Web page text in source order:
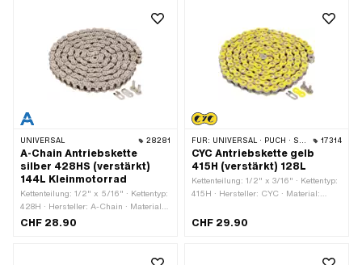
Federverschluss · Oberfläche: lackiert
UNIVERSAL 28281
A-Chain Antriebskette
silber 428HS (verstärkt)
144L Kleinmotorrad
Kettenteilung: 1/2" x 5/16" · Kettentyp:
428H · Hersteller: A-Chain · Material:
Stahl · Farbe: silber · Anzahl
CHF 28.90
FÜR: UNIVERSAL · PUCH · SACHS · PONY / CILO (BETA 521 & 512) · ZÜNDAPP BELMONDO · TOMOS · BYE BIKE 17314
CYC Antriebskette gelb
415H (verstärkt) 128L
Kettenteilung: 1/2" x 3/16" · Kettentyp:
415H · Hersteller: CYC · Material:
Kettenglieder: 128 Stk. · Abrollumfang:
CHF 29.90